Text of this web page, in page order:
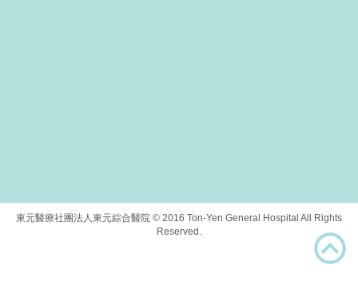
東元醫療社團法人東元綜合醫院 © 2016 Ton-Yen General Hospital All Rights
Reserved.